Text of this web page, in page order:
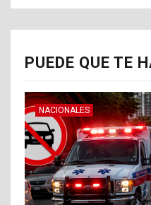
PUEDE QUE TE
NACIONALES